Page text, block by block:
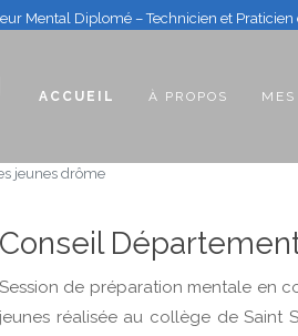
Mental Diplomé – Technicien et
ACCUEIL (CURRENT)
À PROPOS
jeunes drôme
Conseil
Session de préparation mentale en
jeunes réalisée au collège de Saint